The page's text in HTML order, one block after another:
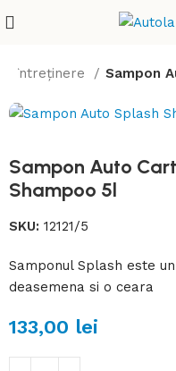
întreținere Sampon
Sampon Auto
Shampoo 5l
SKU:12121/5
Samponul Splash este
deasemena si o ceara
133,00 lei